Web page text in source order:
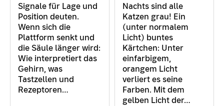
Signale für Lage und
Position deuten.
Wenn sich die
Plattform senkt und
die Säule länger wird:
Wie interpretiert das
Gehirn, was
Tastzellen und
Rezeptoren…
Nachts sind alle
Katzen grau! Ein
(unter normalem
Licht) buntes
Kärtchen: Unter
einfarbigem,
orangem Licht
verliert es seine
Farben. Mit dem
gelben Licht der…